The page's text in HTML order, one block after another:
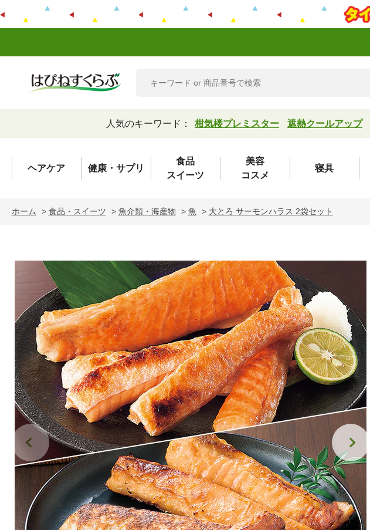
人気のキーワード： 柑気楼プレミスター 遮熱クールアップ
ヘアケア 健康・サプリ
食品
スイーツ
美容
コスメ
寝具
ホーム > 食品・スイーツ > 魚介類・海産物 > 魚 > 大とろ サーモンハラス 2袋セット